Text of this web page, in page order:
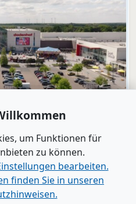
in Kaltenkirchen
anzeigen
um Funktionen für
zu können.
bearbeiten.
finden Sie in unseren